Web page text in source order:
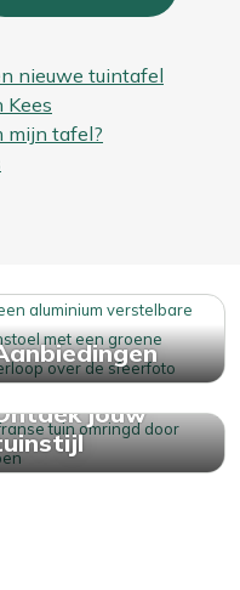
nieuwe tuintafel
Kees
mijn tafel?
jouw